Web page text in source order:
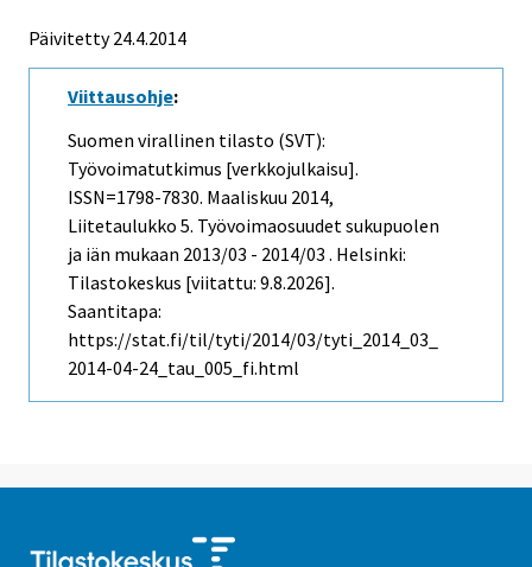
Päivitetty 24.4.2014
Viittausohje:
Suomen virallinen tilasto (SVT):
Työvoimatutkimus [verkkojulkaisu].
ISSN=1798-7830. Maaliskuu 2014,
Liitetaulukko 5. Työvoimaosuudet sukupuolen
ja iän mukaan 2013/03 - 2014/03 . Helsinki:
Tilastokeskus [viitattu: 9.8.2026].
Saantitapa:
https://stat.fi/til/tyti/2014/03/tyti_2014_03_
2014-04-24_tau_005_fi.html